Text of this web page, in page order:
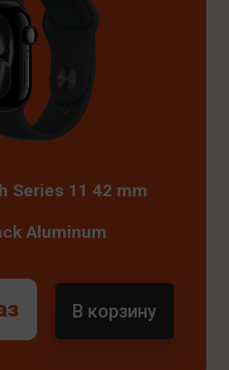
Series 11 42 mm
Aluminum
В корзину